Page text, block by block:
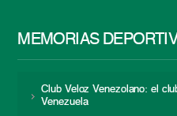
MEMORIAS
Club Veloz Venezolano: el
Venezuela